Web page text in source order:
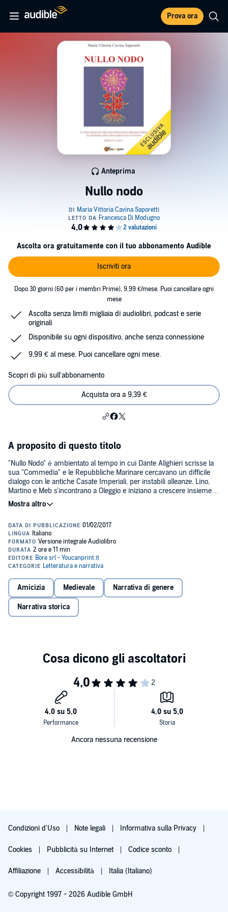
Prova ora
Nullo nodo
Anteprima
Ascolta ora gratuitamente con il tuo abbonamento Audible
Iscriviti ora
Dopo 30 giorni (60 per i membri Prime), 9,99 €/mese. Puoi cancellare ogni
mese
Ascolta senza limiti migliaia di audiolibri, podcast e serie
originali
Disponibile su ogni dispositivo, anche senza connessione
9,99 € al mese. Puoi cancellare ogni mese.
Scopri di più sull'abbonamento
Acquista ora a 9,39 €
A proposito di questo titolo
"Nullo Nodo" è ambientato al tempo in cui Dante Alighieri scrisse la
sua "Commedia" e le Repubbliche Marinare cercavano un difficile
dialogo con le antiche Casate Imperiali, per instabili alleanze. Lino,
Martino e Meb s'incontrano a Oleggio e iniziano a crescere insieme,
tra libri e cavalli.©2017 Maria Vittoria Cavina Saporetti (P)2017 Maria
Vittoria Cavina Saporetti
Amicizia Medievale Narrativa di genere
Narrativa storica
Ancora nessuna recensione
Condizioni d'Uso Note legali Informativa sulla Privacy
Cookies Pubblicità su Internet Codice sconto
Affiliazione Accessibilità Italia (Italiano)
© Copyright 1997 - 2026 Audible GmbH